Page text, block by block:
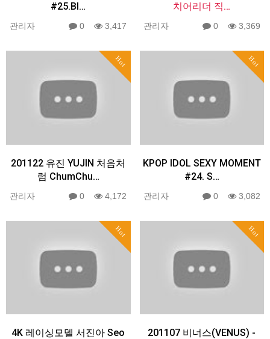
#25.BI…
관리자 0 3,417
치어리더 직…
관리자 0 3,369
Hot
201122 유진 YUJIN 처음처
럼 ChumChu…
관리자 0 4,172
Hot
KPOP IDOL SEXY MOMENT
#24. S…
관리자 0 3,082
Hot
4K 레이싱모델 서진아 Seo
Hot
201107 비너스(VENUS) -